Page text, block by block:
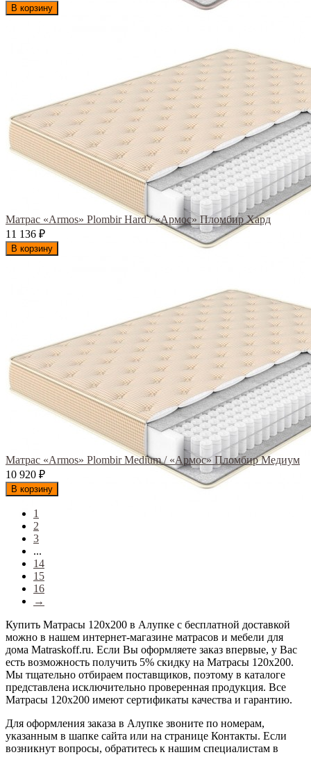
В корзину
Матрас «Armos» Plombir Hard / «Армос» Пломбир Хард
11 136 ₽
В корзину
Матрас «Armos» Plombir Medium / «Армос» Пломбир Медиум
10 920 ₽
В корзину
1
2
3
...
14
15
16
→
Купить Матрасы 120х200 в Алупке с бесплатной доставкой
можно в нашем интернет-магазине матрасов и мебели для
дома Matraskoff.ru. Если Вы оформляете заказ впервые, у Вас
есть возможность получить 5% скидку на Матрасы 120х200.
Мы тщательно отбираем поставщиков, поэтому в каталоге
представлена исключительно проверенная продукция. Все
Матрасы 120х200 имеют сертификаты качества и гарантию.
Для оформления заказа в Алупке звоните по номерам,
указанным в шапке сайта или на странице Контакты. Если
возникнут вопросы, обратитесь к нашим специалистам в